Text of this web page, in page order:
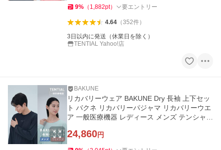
9% （ 1,882pt） 要エントリー
4.64（352件）
3日以内に発送（休業日を除く）
TENTIAL Yahoo!店
BAKUNE
リカバリーウェア BAKUNE Dry 長袖 上下セッ
ト バクネ リカバリーパジャマ リカバリーウエ
ア 一般医療機器 レディース メンズ テンシャル
24,860円